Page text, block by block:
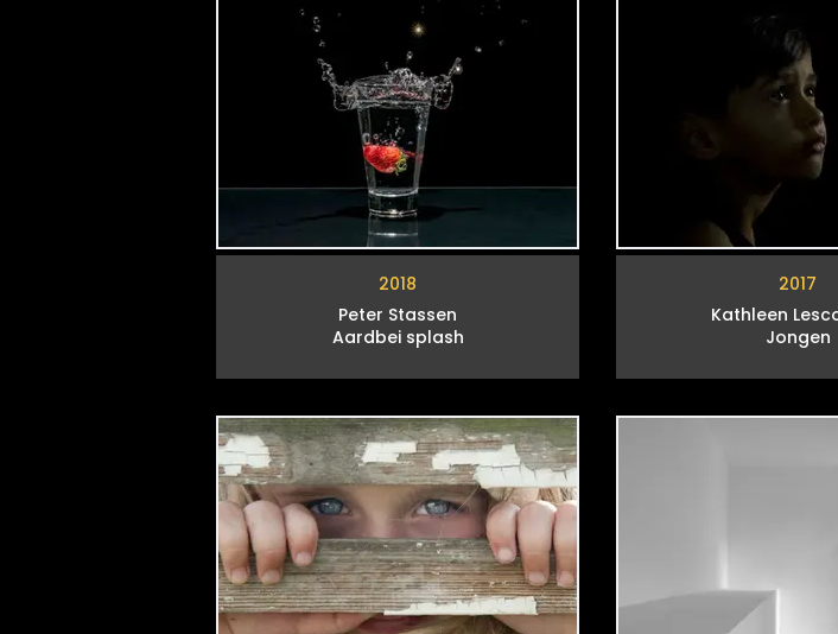
2018
Peter Stassen
Aardbei splash
2017
Kathleen
Jongen